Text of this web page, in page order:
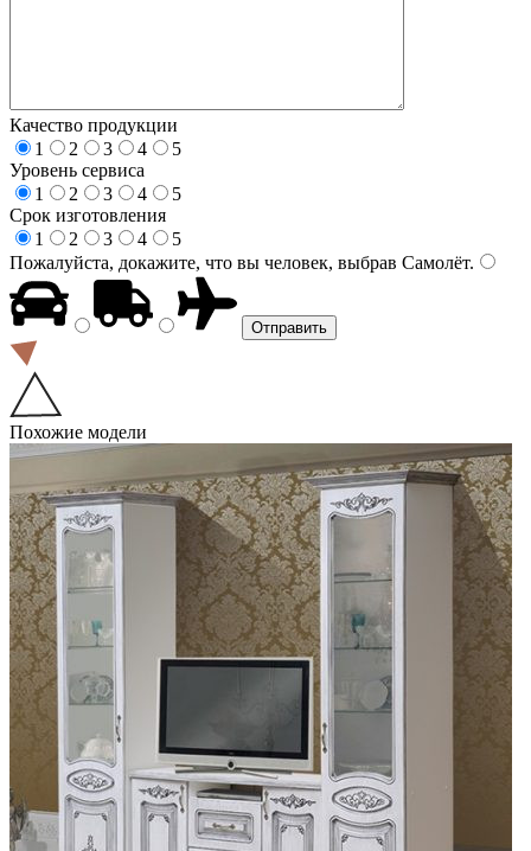
Качество продукции
1
2 3 4
5
Уровень сервиса
1
2 3 4
5
Срок изготовления
1
2 3 4
5
Пожалуйста, докажите, что вы человек, выбрав Самолёт.
Похожие модели